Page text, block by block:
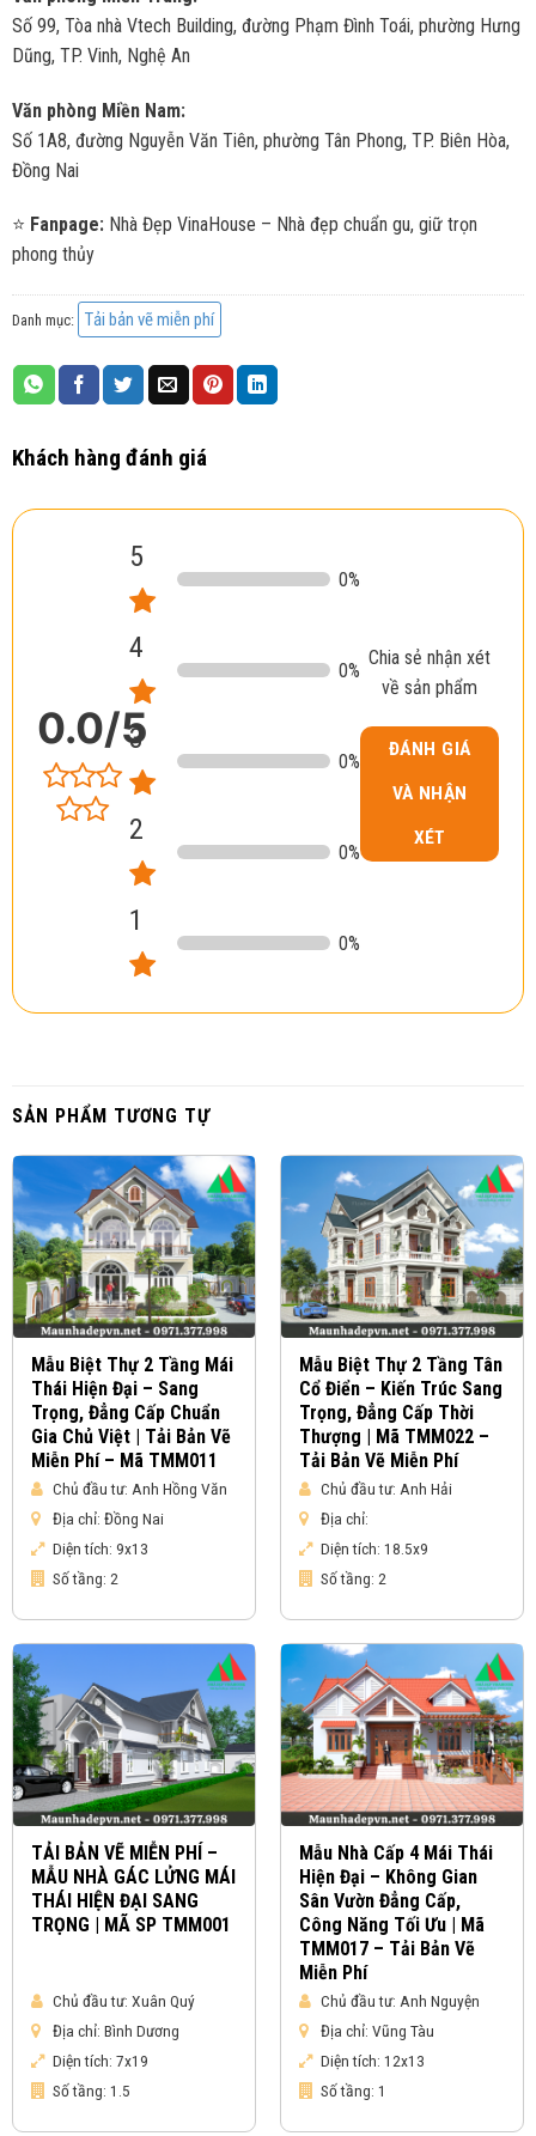
Số 99, Tòa nhà Vtech Building, đường Phạm Đình Toái, phường Hưng
Dũng, TP. Vinh, Nghệ An
Văn phòng Miền Nam:
Số 1A8, đường Nguyễn Văn Tiên, phường Tân Phong, TP. Biên Hòa,
Đồng Nai
⭐ Fanpage:Nhà Đẹp VinaHouse – Nhà đẹp chuẩn gu, giữ trọn
phong thủy
Danh mục: Tải bản vẽ miễn phí
Khách hàng đánh giá
0.0/5
5
0%
4
0%
3
0%
2
0%
1
0%
Chia sẻ nhận xét
về sản phẩm
ĐÁNH GIÁ
VÀ NHẬN
XÉT
SẢN PHẨM TƯƠNG TỰ
Mẫu Biệt Thự 2 Tầng Mái
Thái Hiện Đại – Sang
Trọng, Đẳng Cấp Chuẩn
Gia Chủ Việt | Tải Bản Vẽ
Miễn Phí – Mã TMM011
Chủ đầu tư: Anh Hồng Văn
Địa chỉ: Đồng Nai
Diện tích: 9x13
Số tầng: 2
Mẫu Biệt Thự 2 Tầng Tân
Cổ Điển – Kiến Trúc Sang
Trọng, Đẳng Cấp Thời
Thượng | Mã TMM022 –
Tải Bản Vẽ Miễn Phí
Chủ đầu tư: Anh Hải
Địa chỉ:
Diện tích: 18.5x9
Số tầng: 2
TẢI BẢN VẼ MIỄN PHÍ –
MẪU NHÀ GÁC LỬNG MÁI
THÁI HIỆN ĐẠI SANG
TRỌNG | MÃ SP TMM001
Chủ đầu tư: Xuân Quý
Địa chỉ: Bình Dương
Diện tích: 7x19
Số tầng: 1.5
Mẫu Nhà Cấp 4 Mái Thái
Hiện Đại – Không Gian
Sân Vườn Đẳng Cấp,
Công Năng Tối Ưu | Mã
TMM017 – Tải Bản Vẽ
Miễn Phí
Chủ đầu tư: Anh Nguyện
Địa chỉ: Vũng Tàu
Diện tích: 12x13
Số tầng: 1